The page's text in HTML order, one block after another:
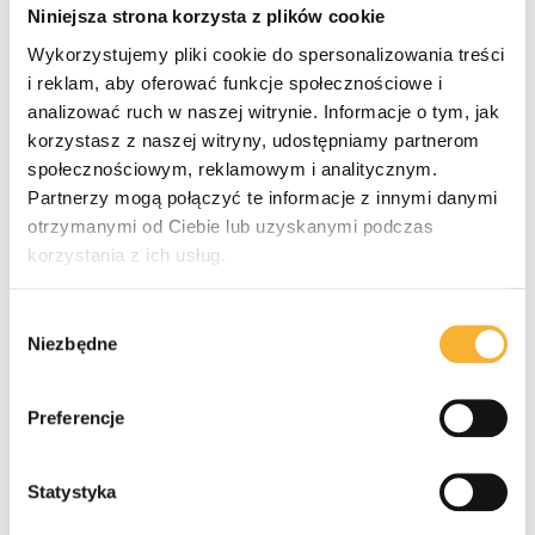
Niniejsza strona korzysta z plików cookie
Wykorzystujemy pliki cookie do spersonalizowania treści
i reklam, aby oferować funkcje społecznościowe i
analizować ruch w naszej witrynie. Informacje o tym, jak
korzystasz z naszej witryny, udostępniamy partnerom
społecznościowym, reklamowym i analitycznym.
Partnerzy mogą połączyć te informacje z innymi danymi
otrzymanymi od Ciebie lub uzyskanymi podczas
korzystania z ich usług.
zgody
Niezbędne
Preferencje
Statystyka
EKIPY, a papierki po produktach stały się niemal obiektem
kolekcjonerskim. Lody EKIPY sprzedawały się aż o 300%
lepiej niż jakakolwiek wcześniejsza nowość produktowa w
ponad 40-letniej historii firmy Koral. Ta akcja na stałe zapisała
się w historii jako bezsprzeczny fenomen.